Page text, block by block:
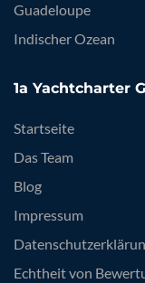
Guadeloupe
Indischer Ozean
1a Yachtcharter
Startseite
Das Team
Blog
Impressum
Echtheit von